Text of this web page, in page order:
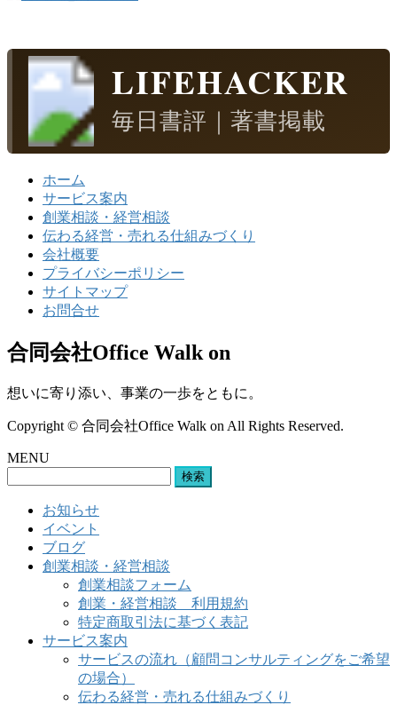
LIFEHACKER
毎日書評｜著書掲載
ホーム
サービス案内
創業相談・経営相談
伝わる経営・売れる仕組みづくり
会社概要
プライバシーポリシー
サイトマップ
お問合せ
合同会社Office Walk on
想いに寄り添い、事業の一歩をともに。
Copyright © 合同会社Office Walk on All Rights Reserved.
MENU
お知らせ
イベント
ブログ
創業相談・経営相談
創業相談フォーム
創業・経営相談 利用規約
特定商取引法に基づく表記
サービス案内
サービスの流れ（顧問コンサルティングをご希望
の場合）
伝わる経営・売れる仕組みづくり